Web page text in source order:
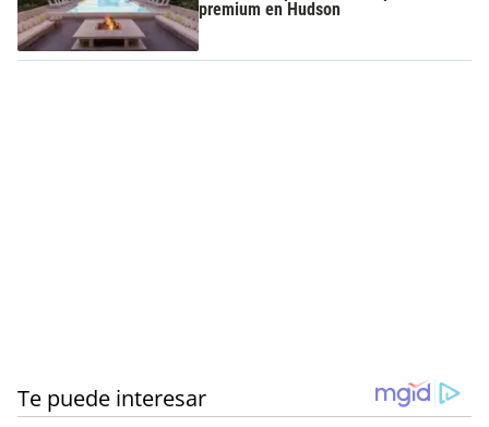
premium en Hudson